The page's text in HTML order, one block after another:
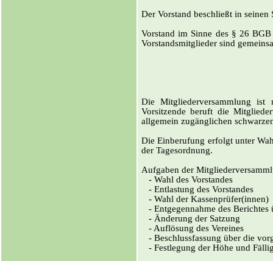
Der Vorstand beschließt in
Vorstand im Sinne des § 26
Vorstandsmitglieder sind
Die Mitgliederversammlung ist
Vorsitzende beruft die
allgemein zugänglichen
Die Einberufung erfolgt unter
der Tagesordnung.
Aufgaben der
‑ Wahl des Vorstandes
‑ Entlastung des Vorstandes
‑ Wahl der Kassenprüfer(innen)
‑ Entgegennahme des
‑ Änderung der Satzung
‑ Auflösung des Vereines
‑ Beschlussfassung über die
‑ Festlegung der Höhe und